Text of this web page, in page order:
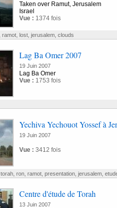
Taken over Ramut, Jerusalem
Israel
Vue : 1374 fois
ramot, lost, jerusalem, clouds
Lag Ba Omer 2007
19 Juin 2007
Lag Ba Omer
Vue : 1753 fois
Yechiva Yechouot Yossef à
19 Juin 2007
Vue : 3412 fois
torah, ron, ramot, presentation, jerusalem,
Centre d'étude de Torah
13 Juin 2007